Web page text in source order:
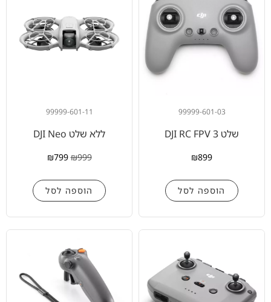
99999-601-03
שלט DJI RC FPV 3
₪899
הוספה לסל
99999-601-11
ללא שלט DJI Neo
₪999
₪799
הוספה לסל